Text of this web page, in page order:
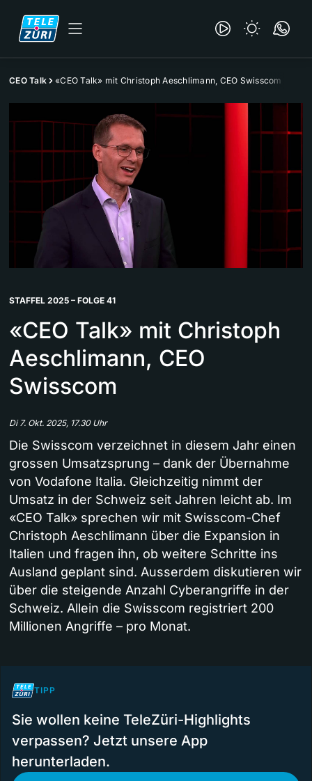
CEO Talk «CEO Talk» mit Christoph Aeschlimann, CEO Swisscom
STAFFEL 2025 – FOLGE 41
«CEO Talk» mit Christoph
Aeschlimann, CEO
Swisscom
Di 7. Okt. 2025, 17.30 Uhr
Die Swisscom verzeichnet in diesem Jahr einen
grossen Umsatzsprung – dank der Übernahme
von Vodafone Italia. Gleichzeitig nimmt der
Umsatz in der Schweiz seit Jahren leicht ab. Im
«CEO Talk» sprechen wir mit Swisscom-Chef
Christoph Aeschlimann über die Expansion in
Italien und fragen ihn, ob weitere Schritte ins
Ausland geplant sind. Ausserdem diskutieren wir
über die steigende Anzahl Cyberangriffe in der
Schweiz. Allein die Swisscom registriert 200
Millionen Angriffe – pro Monat.
TIPP
Sie wollen keine TeleZüri-Highlights
verpassen? Jetzt unsere App
herunterladen.